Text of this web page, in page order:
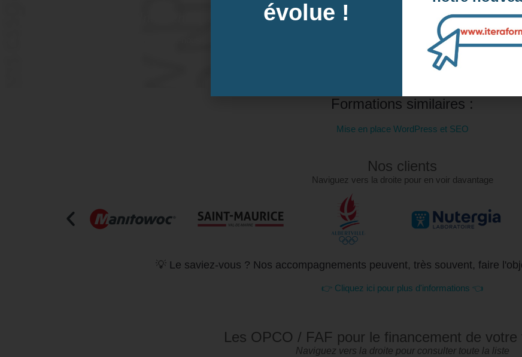
Formations similaires :
Mise en place WordPress et SEO
Nos clients
Naviguez vers la droite pour en voir davantage
💡 Le saviez-vous ? Nos accompagnements peuvent, très souvent, faire
👉 Cliquez ici pour plus d'informations 👈
Les OPCO / FAF pour le financement de votre
Naviguez vers la droite pour consulter toute la liste
évolue !